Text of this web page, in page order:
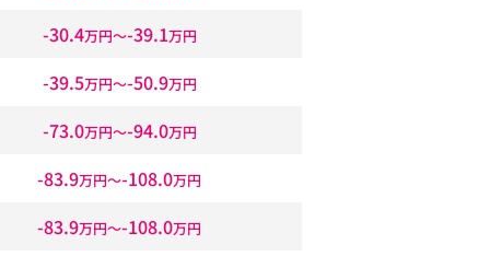
-30.4万円〜-39.1万円
-39.5万円〜-50.9万円
-73.0万円〜-94.0万円
-83.9万円〜-108.0万円
-83.9万円〜-108.0万円